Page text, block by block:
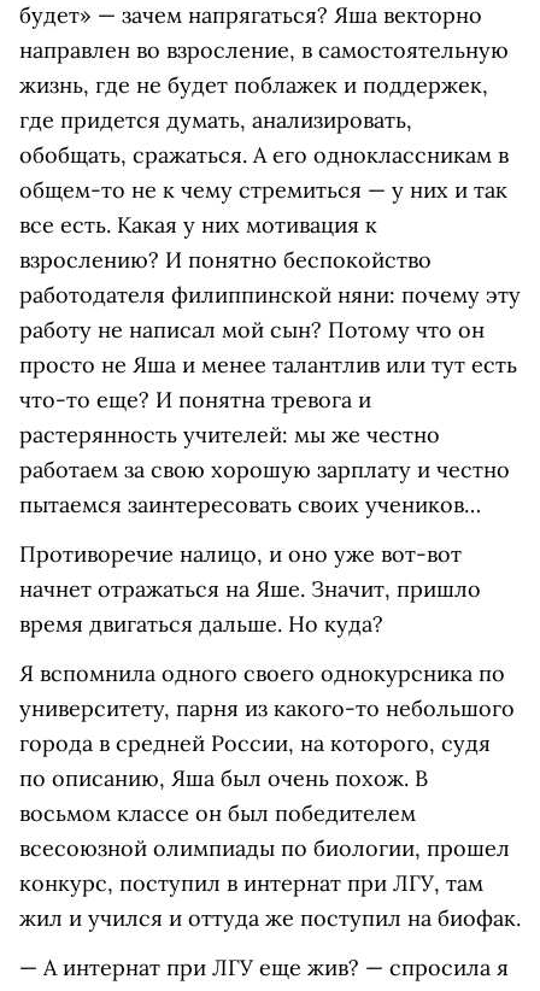
будет» — зачем напрягаться? Яша векторно
направлен во взросление, в самостоятельную
жизнь, где не будет поблажек и поддержек,
где придется думать, анализировать,
обобщать, сражаться. А его одноклассникам в
общем-то не к чему стремиться — у них и так
все есть. Какая у них мотивация к
взрослению? И понятно беспокойство
работодателя филиппинской няни: почему эту
работу не написал мой сын? Потому что он
просто не Яша и менее талантлив или тут есть
что-то еще? И понятна тревога и
растерянность учителей: мы же честно
работаем за свою хорошую зарплату и честно
пытаемся заинтересовать своих учеников…
Противоречие налицо, и оно уже вот-вот
начнет отражаться на Яше. Значит, пришло
время двигаться дальше. Но куда?
Я вспомнила одного своего однокурсника по
университету, парня из какого-то небольшого
города в средней России, на которого, судя
по описанию, Яша был очень похож. В
восьмом классе он был победителем
всесоюзной олимпиады по биологии, прошел
конкурс, поступил в интернат при ЛГУ, там
жил и учился и оттуда же поступил на биофак.
— А интернат при ЛГУ еще жив? — спросила я